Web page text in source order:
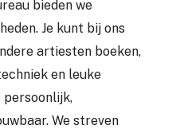
bieden we
Je kunt bij ons
artiesten boeken,
en leuke
persoonlijk,
We streven